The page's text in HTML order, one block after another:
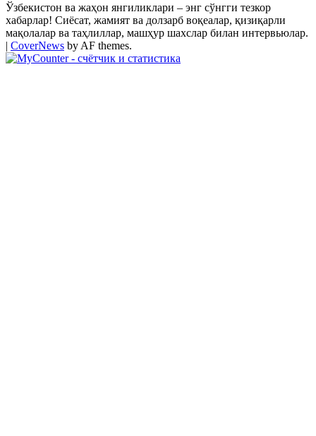
Ўзбекистон ва жаҳон янгиликлари – энг сўнгги тезкор
хабарлар! Сиёсат, жамият ва долзарб воқеалар, қизиқарли
мақолалар ва таҳлиллар, машҳур шахслар билан интервьюлар.
| CoverNews by AF themes.